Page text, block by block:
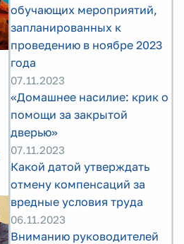
обучающих мероприятий,
запланированных к
проведению в ноябре 2023
года
07.11.2023
«Домашнее насилие: крик о
помощи за закрытой
дверью»
07.11.2023
Какой датой утверждать
отмену компенсаций за
вредные условия труда
06.11.2023
Вниманию руководителей